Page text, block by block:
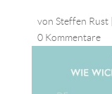
von Steffen Rust|
0 Kommentare